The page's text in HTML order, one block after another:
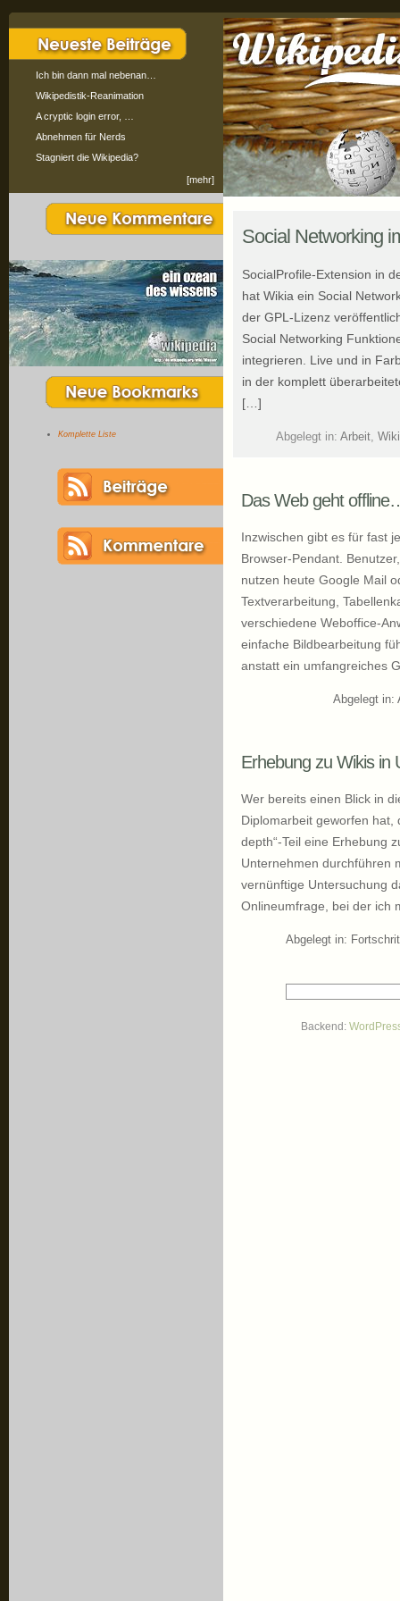
Ich bin dann mal nebenan…
Wikipedistik-Reanimation
A cryptic login error, …
Abnehmen für Nerds
Stagniert die Wikipedia?
[mehr]
Komplette Liste
Social Networking
SocialProfile-Extension in
hat Wikia ein Social
der GPL-Lizenz
Social Networking
integrieren. Live und in
in der komplett
[…]
Abgelegt in: Arbeit,
Das Web geht
Inzwischen gibt es für fast
Browser-Pendant.
nutzen heute Google Mail
Textverarbeitung,
verschiedene Weboffice-
einfache Bildbearbeitung
anstatt ein umfangreiches
Abgelegt in:
Erhebung zu Wikis in
Wer bereits einen Blick in
Diplomarbeit geworfen hat,
depth“-Teil eine Erhebung
Unternehmen durchführen
vernünftige Untersuchung
Onlineumfrage, bei der ich
Abgelegt in:
Backend: